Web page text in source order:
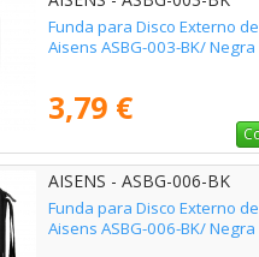
Funda para Disco Externo
Aisens ASBG-003-BK/ Negra
3,79 €
AISENS - ASBG-006-BK
Funda para Disco Externo
Aisens ASBG-006-BK/ Negra